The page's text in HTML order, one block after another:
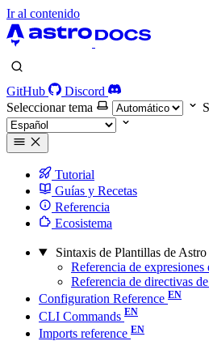
Ir al contenido
GitHub
Discord
Seleccionar tema
Tutorial
Guías y Recetas
Referencia
Ecosistema
Sintaxis de Plantillas de Astro
Referencia de expresiones
Referencia de directivas
Configuration Reference
CLI Commands
Imports reference